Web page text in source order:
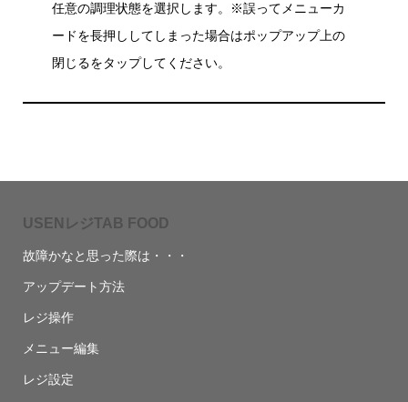
任意の調理状態を選択します。※誤ってメニューカ
ードを長押ししてしまった場合はポップアップ上の
閉じるをタップしてください。
USENレジTAB FOOD
故障かなと思った際は・・・
アップデート方法
レジ操作
メニュー編集
レジ設定